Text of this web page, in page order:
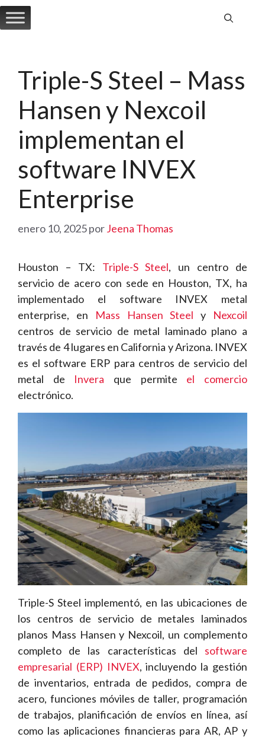
Saltar
al
Triple-S Steel – Mass
Hansen y Nexcoil
implementan el
software INVEX
Enterprise
enero 10, 2025porJeena Thomas
Houston – TX: Triple-S Steel, un centro de
servicio de acero con sede en Houston, TX, ha
implementado el software INVEX metal
enterprise, en
Mass Hansen Steel y Nexcoil
centros de servicio de metal laminado plano a
través de 4 lugares en California y Arizona. INVEX
es el software ERP para centros de servicio del
metal de Invera que permite el comercio
electrónico.
Triple-S Steel implementó, en las ubicaciones de
los centros de servicio de metales laminados
planos Mass Hansen y Nexcoil, un complemento
completo de las características del software
empresarial (ERP) INVEX, incluyendo la gestión
de inventarios, entrada de pedidos, compra de
acero, funciones móviles de taller, programación
de trabajos, planificación de envíos en línea, así
como las aplicaciones financieras para AR, AP y